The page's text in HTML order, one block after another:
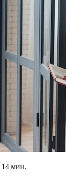
14 мин.